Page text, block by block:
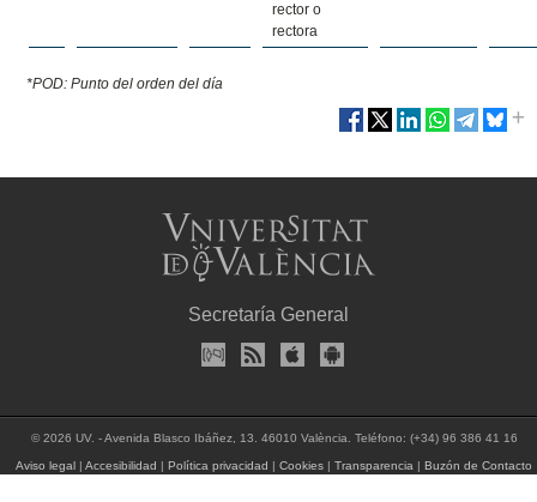
rector o
rectora
*POD: Punto del orden del día
Secretaría General
© 2026 UV. - Avenida Blasco Ibáñez, 13. 46010 València. Teléfono: (+34) 96 386 41 16
Aviso legal |Accesibilidad |Política privacidad |Cookies |Transparencia |Buzón de Contacto